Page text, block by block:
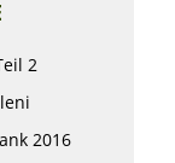
2
2016